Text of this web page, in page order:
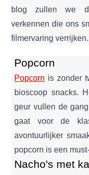
blog zullen we
verkennen die ons
filmervaring verrijken.
Popcorn
Popcorn is zonder
bioscoop snacks.
geur vullen de
gaat voor de
avontuurlijker
popcorn is een
Nacho's met